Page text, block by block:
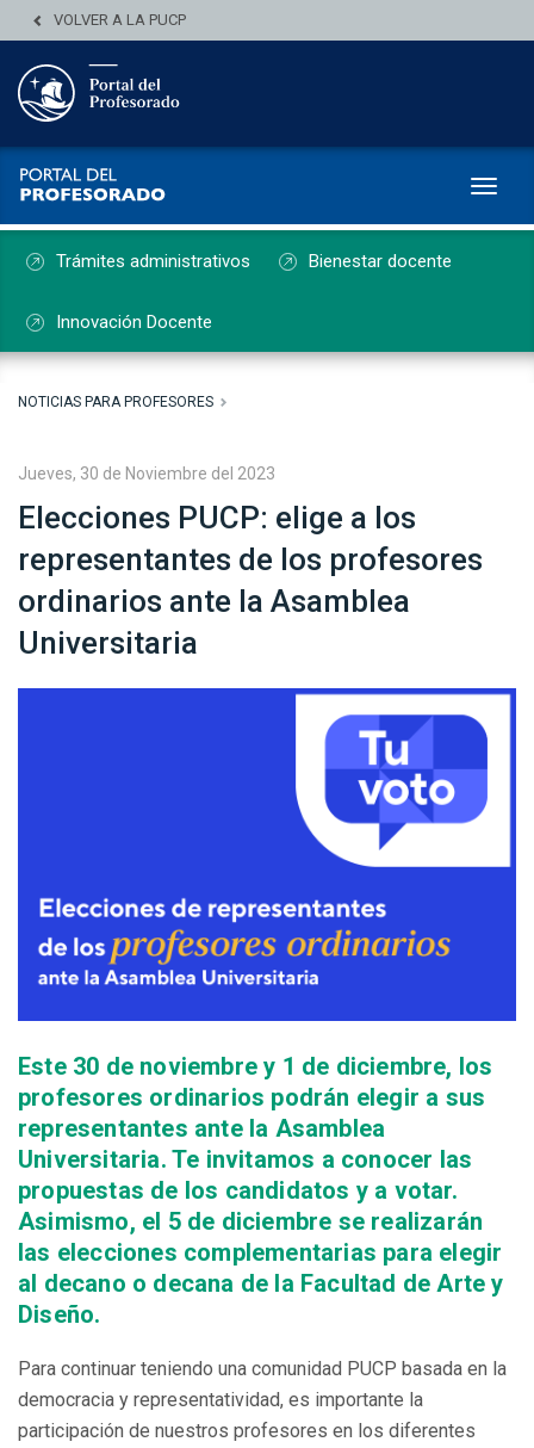
VOLVER A LA PUCP
Trámites administrativos Bienestar docente
Innovación Docente
NOTICIAS PARA PROFESORES
Jueves, 30 de Noviembre del 2023
Elecciones PUCP: elige a los
representantes de los profesores
ordinarios ante la Asamblea
Universitaria
Este 30 de noviembre y 1 de diciembre, los
profesores ordinarios podrán elegir a sus
representantes ante la Asamblea
Universitaria. Te invitamos a conocer las
propuestas de los candidatos y a votar.
Asimismo, el 5 de diciembre se realizarán
las elecciones complementarias para elegir
al decano o decana de la Facultad de Arte y
Diseño.
Para continuar teniendo una comunidad PUCP basada en la
democracia y representatividad, es importante la
participación de nuestros profesores en los diferentes